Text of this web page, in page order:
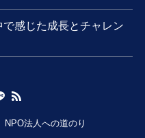
感じた成長とチャレン
NPO法人への道のり